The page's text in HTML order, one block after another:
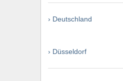
› Deutschland
› Düsseldorf